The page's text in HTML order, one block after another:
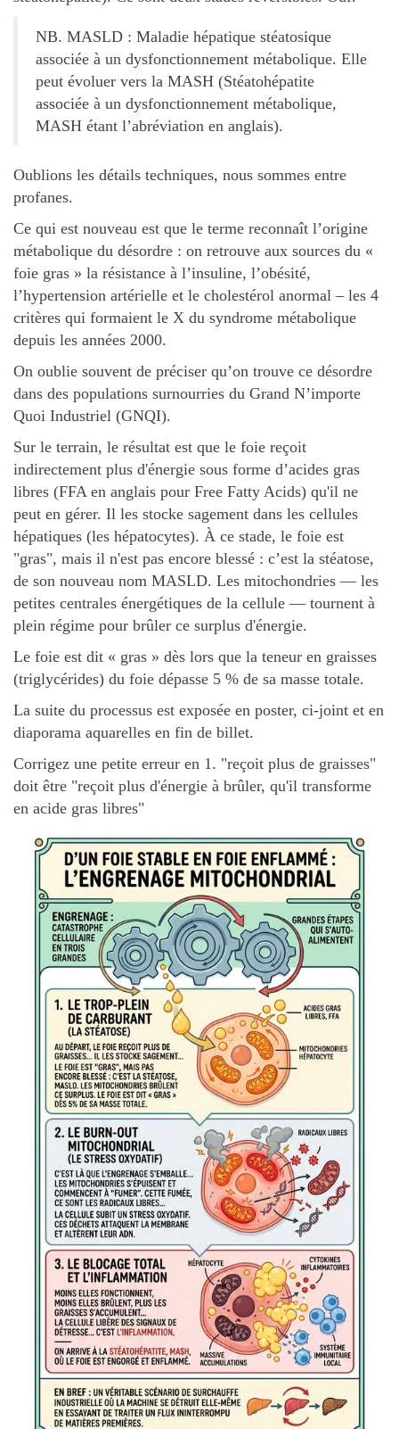
NB. MASLD : Maladie hépatique stéatosique
associée à un dysfonctionnement métabolique. Elle
peut évoluer vers la MASH (Stéatohépatite
associée à un dysfonctionnement métabolique,
MASH étant l’abréviation en anglais).
Oublions les détails techniques, nous sommes entre
profanes.
Ce qui est nouveau est que le terme reconnaît l’origine
métabolique du désordre : on retrouve aux sources du «
foie gras » la résistance à l’insuline, l’obésité,
l’hypertension artérielle et le cholestérol anormal – les 4
critères qui formaient le X du syndrome métabolique
depuis les années 2000.
On oublie souvent de préciser qu’on trouve ce désordre
dans des populations surnourries du Grand N’importe
Quoi Industriel (GNQI).
Sur le terrain, le résultat est que le foie reçoit
indirectement plus d'énergie sous forme d’acides gras
libres (FFA en anglais pour Free Fatty Acids) qu'il ne
peut en gérer. Il les stocke sagement dans les cellules
hépatiques (les hépatocytes). À ce stade, le foie est
"gras", mais il n'est pas encore blessé : c’est la stéatose,
de son nouveau nom MASLD. Les mitochondries — les
petites centrales énergétiques de la cellule — tournent à
plein régime pour brûler ce surplus d'énergie.
Le foie est dit « gras » dès lors que la teneur en graisses
(triglycérides) du foie dépasse 5 % de sa masse totale.
La suite du processus est exposée en poster, ci-joint et en
diaporama aquarelles en fin de billet.
Corrigez une petite erreur en 1. "reçoit plus de graisses"
doit être "reçoit plus d'énergie à brûler, qu'il transforme
en acide gras libres"